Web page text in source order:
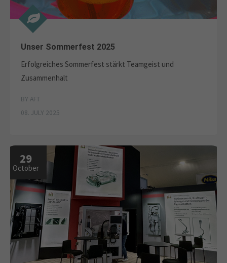
Unser Sommerfest 2025
Erfolgreiches Sommerfest stärkt Teamgeist und
Zusammenhalt
BY AFT
08. JULY 2025
29
October